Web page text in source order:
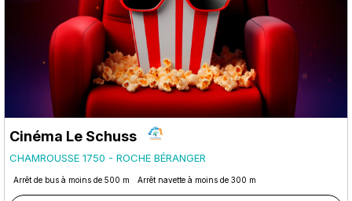
Cinéma Le Schuss
CHAMROUSSE 1750 - ROCHE BÉRANGER
Arrêt de bus à moins de 500 m Arrêt navette à moins de 300 m